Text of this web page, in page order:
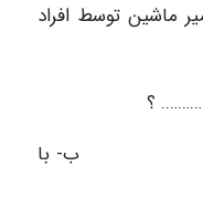
توسط افراد
نیست ب- با